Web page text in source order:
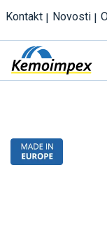
Kontakt Novosti